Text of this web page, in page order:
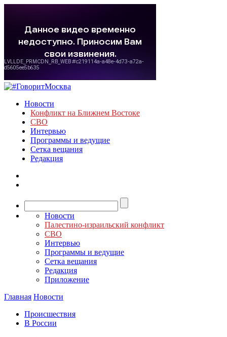
Новости
Конфликт на Ближнем Востоке
СВО
Интервью
Программы и ведущие
Сетка вещания
Редакция
Новости
Палестино-израильский конфликт
СВО
Интервью
Программы и ведущие
Сетка вещания
Редакция
Приложение
Главная Новости
Происшествия
В России